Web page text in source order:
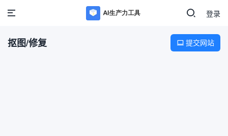
登录
抠图/修复  提交网站